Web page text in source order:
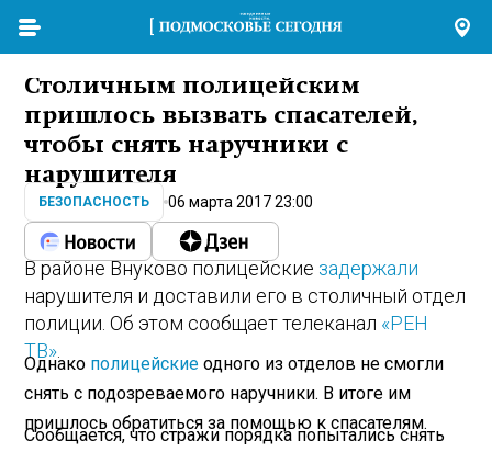
Столичным полицейским
пришлось вызвать спасателей,
чтобы снять наручники с
нарушителя
БЕЗОПАСНОСТЬ 06 марта 2017 23:00
В районе Внуково полицейские задержали
нарушителя и доставили его в столичный отдел
полиции. Об этом сообщает телеканал «РЕН
ТВ»
Однако полицейские одного из отделов не смогли
снять с подозреваемого наручники. В итоге им
пришлось обратиться за помощью к спасателям.
Сообщается, что стражи порядка попытались снять